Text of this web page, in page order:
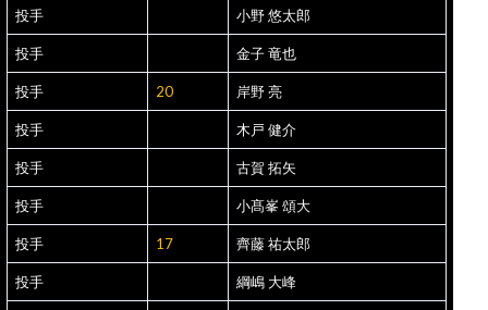
投手 小野 悠太郎
投手 金子 竜也
投手 20 岸野 亮
投手 木戸 健介
投手 古賀 拓矢
投手 小髙峯 頌大
投手 17 齊藤 祐太郎
投手 綱嶋 大峰